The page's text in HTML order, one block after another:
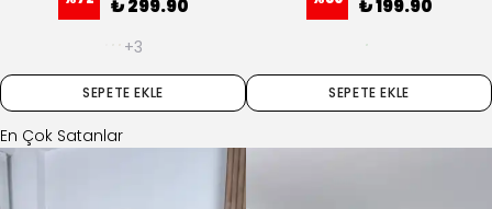
₺ 299.90
+3
SEPETE EKLE
₺ 199.90
SEPETE EKLE
En Çok Satanlar